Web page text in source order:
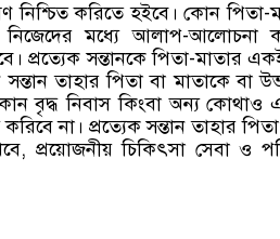
নিশ্চিত করিতে হইবে। কোন পিতা-
নিজেদের মধ্যে আলাপ-আলোচনা
প্রত্যেক সন্তানকে পিতা-মাতার
তাহার পিতা বা মাতাকে বা
বৃদ্ধ নিবাস কিংবা অন্য কোথাও
না। প্রত্যেক সন্তান তাহার
প্রয়োজনীয় চিকিৎসা সেবা ও